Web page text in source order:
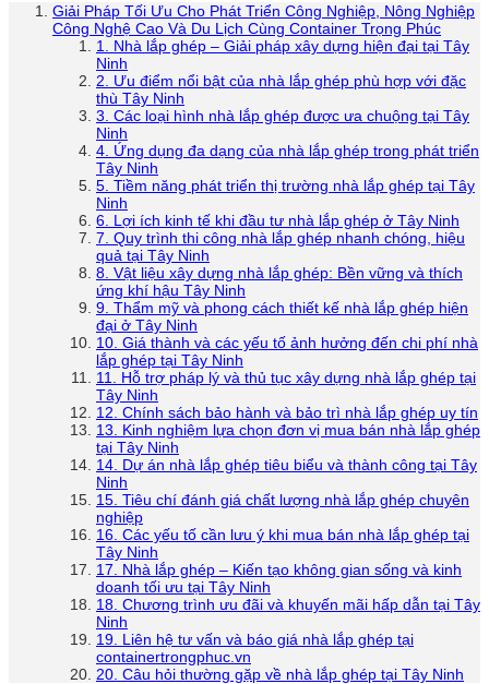
Giải Pháp Tối Ưu Cho Phát Triển Công Nghiệp, Nông Nghiệp
Công Nghệ Cao Và Du Lịch Cùng Container Trọng Phúc
1. Nhà lắp ghép – Giải pháp xây dựng hiện đại tại Tây
Ninh
2. Ưu điểm nổi bật của nhà lắp ghép phù hợp với đặc
thù Tây Ninh
3. Các loại hình nhà lắp ghép được ưa chuộng tại Tây
Ninh
4. Ứng dụng đa dạng của nhà lắp ghép trong phát triển
Tây Ninh
5. Tiềm năng phát triển thị trường nhà lắp ghép tại Tây
Ninh
6. Lợi ích kinh tế khi đầu tư nhà lắp ghép ở Tây Ninh
7. Quy trình thi công nhà lắp ghép nhanh chóng, hiệu
quả tại Tây Ninh
8. Vật liệu xây dựng nhà lắp ghép: Bền vững và thích
ứng khí hậu Tây Ninh
9. Thẩm mỹ và phong cách thiết kế nhà lắp ghép hiện
đại ở Tây Ninh
10. Giá thành và các yếu tố ảnh hưởng đến chi phí nhà
lắp ghép tại Tây Ninh
11. Hỗ trợ pháp lý và thủ tục xây dựng nhà lắp ghép tại
Tây Ninh
12. Chính sách bảo hành và bảo trì nhà lắp ghép uy tín
13. Kinh nghiệm lựa chọn đơn vị mua bán nhà lắp ghép
tại Tây Ninh
14. Dự án nhà lắp ghép tiêu biểu và thành công tại Tây
Ninh
15. Tiêu chí đánh giá chất lượng nhà lắp ghép chuyên
nghiệp
16. Các yếu tố cần lưu ý khi mua bán nhà lắp ghép tại
Tây Ninh
17. Nhà lắp ghép – Kiến tạo không gian sống và kinh
doanh tối ưu tại Tây Ninh
18. Chương trình ưu đãi và khuyến mãi hấp dẫn tại Tây
Ninh
19. Liên hệ tư vấn và báo giá nhà lắp ghép tại
containertrongphuc.vn
20. Câu hỏi thường gặp về nhà lắp ghép tại Tây Ninh